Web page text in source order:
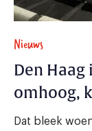
Nieuws
Den Haag
omhoog,
Dat bleek